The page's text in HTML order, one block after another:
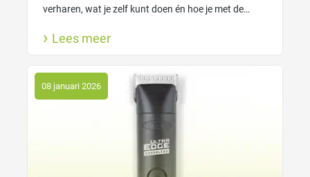
verharen, wat je zelf kunt doen én hoe je met de
controle krijgt. Voor een schoner huis én een blije
Lees meer
08 januari 2026